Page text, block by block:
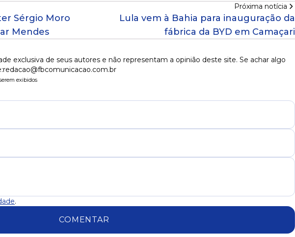
Sérgio Moro
Mendes
Próxima notícia
Lula vem à Bahia para inauguração da
fábrica da BYD em Camaçari
exclusiva de seus autores e não representam a opinião deste site. Se achar algo
exibidos
.
COMENTAR